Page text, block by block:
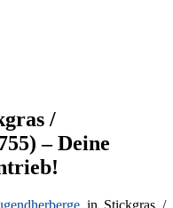
/
– Deine
in Stickgras /